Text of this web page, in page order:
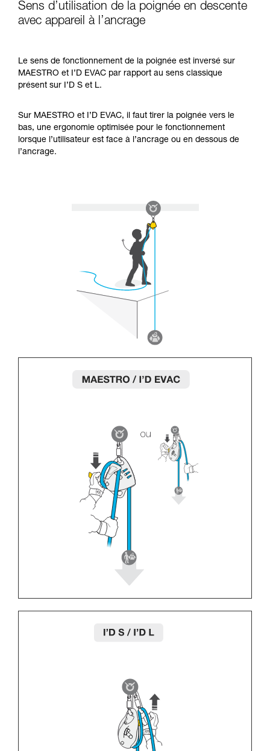
Sens d’utilisation de la poignée en descente
avec appareil à l’ancrage
Le sens de fonctionnement de la poignée est inversé sur
MAESTRO et I’D EVAC par rapport au sens classique
présent sur I’D S et L.
Sur MAESTRO et I’D EVAC, il faut tirer la poignée vers le
bas, une ergonomie optimisée pour le fonctionnement
lorsque l’utilisateur est face à l’ancrage ou en dessous de
l’ancrage.